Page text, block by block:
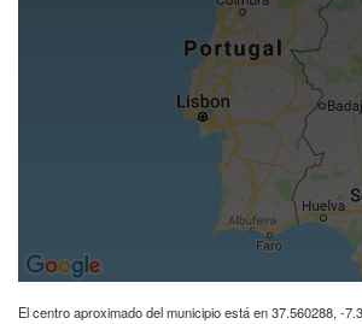
El centro aproximado del municipio está en 37.560288, -